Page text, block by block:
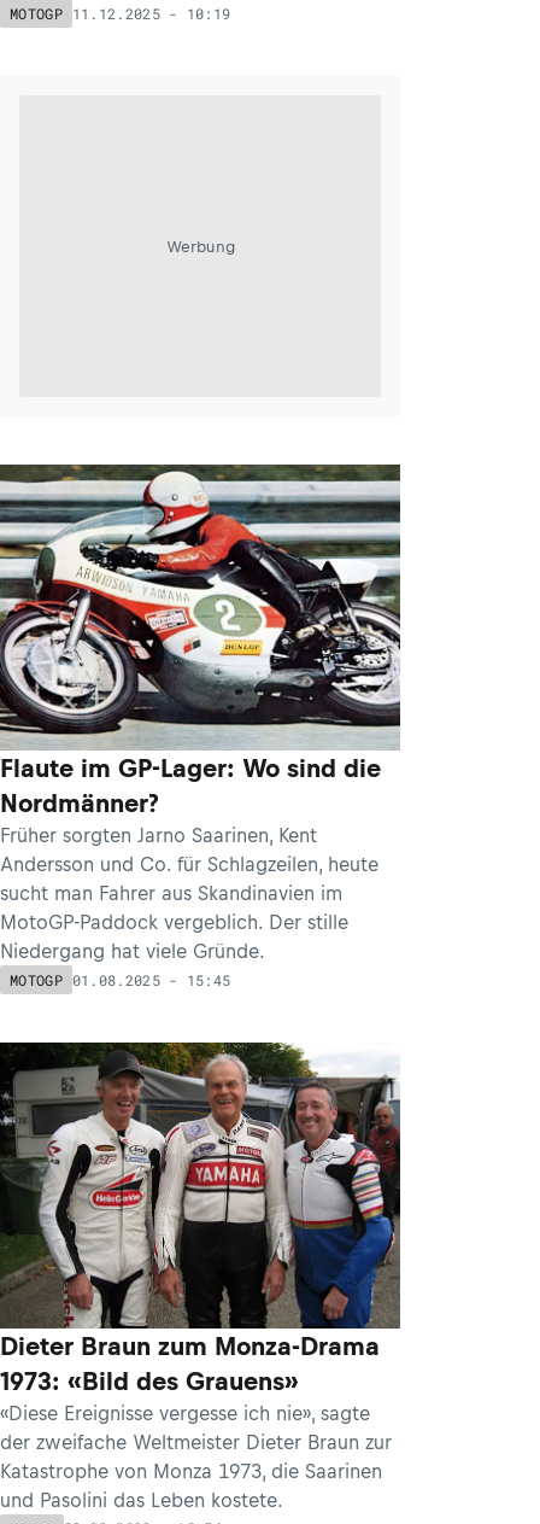
MOTOGP 11.12.2025 - 10:19
Werbung
Flaute im GP-Lager: Wo sind die
Nordmänner?
Früher sorgten Jarno Saarinen, Kent
Andersson und Co. für Schlagzeilen, heute
sucht man Fahrer aus Skandinavien im
MotoGP-Paddock vergeblich. Der stille
Niedergang hat viele Gründe.
MOTOGP 01.08.2025 - 15:45
Dieter Braun zum Monza-Drama
1973: «Bild des Grauens»
«Diese Ereignisse vergesse ich nie», sagte
der zweifache Weltmeister Dieter Braun zur
Katastrophe von Monza 1973, die Saarinen
und Pasolini das Leben kostete.